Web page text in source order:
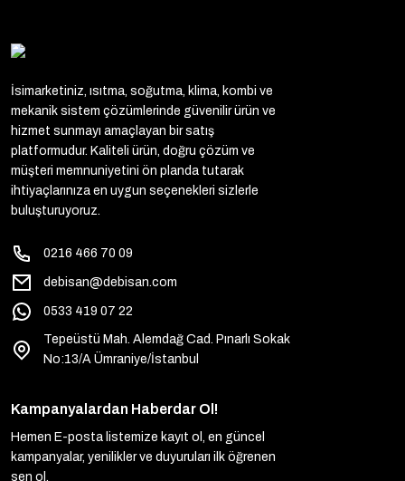
İsimarketiniz, ısıtma, soğutma, klima, kombi ve
mekanik sistem çözümlerinde güvenilir ürün ve
hizmet sunmayı amaçlayan bir satış
platformudur. Kaliteli ürün, doğru çözüm ve
müşteri memnuniyetini ön planda tutarak
ihtiyaçlarınıza en uygun seçenekleri sizlerle
buluşturuyoruz.
0216 466 70 09
debisan@debisan.com
0533 419 07 22
Tepeüstü Mah. Alemdağ Cad. Pınarlı Sokak
No:13/A Ümraniye/İstanbul
Kampanyalardan Haberdar Ol!
Hemen E-posta listemize kayıt ol, en güncel
kampanyalar, yenilikler ve duyuruları ilk öğrenen
sen ol.